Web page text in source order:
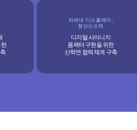
차세대 디스플레이,
첨단신소재
디지털 사이니지
폼팩터 구현을 위한
산학연 협력 체계 구축